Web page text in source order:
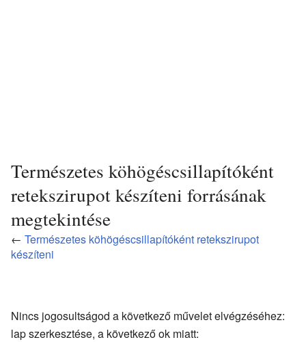
Természetes köhögéscsillapítóként
retekszirupot készíteni forrásának
megtekintése
← Természetes köhögéscsillapítóként retekszirupot
készíteni
Nincs jogosultságod a következő művelet elvégzéséhez:
lap szerkesztése, a következő ok miatt: